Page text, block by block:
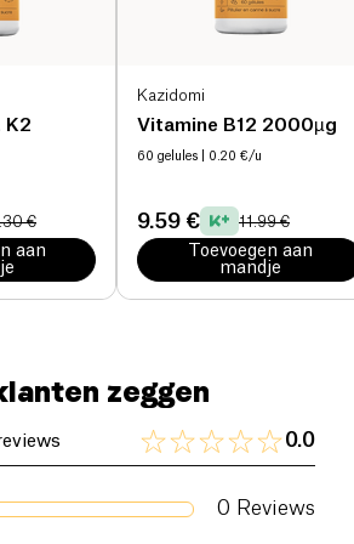
K2
€
aan
Kazidomi
Vitamine B12 2000µg
60 gelules | 0.20 €/u
9.59 € 11.99 €
Toevoegen aan
mandje
zeggen
0.0
0 Reviews